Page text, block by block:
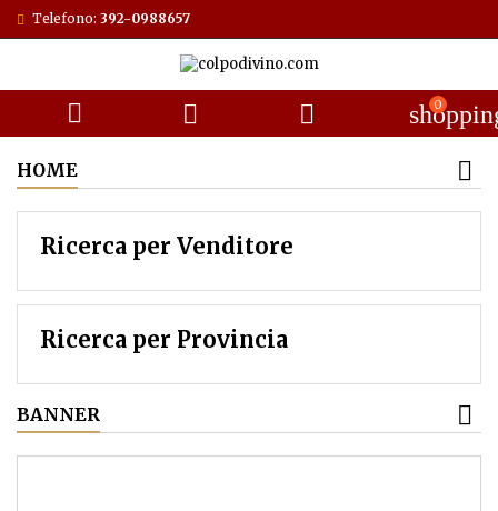
Telefono: 392-0988657
   0
HOME
Ricerca per Venditore
Ricerca per Provincia
BANNER